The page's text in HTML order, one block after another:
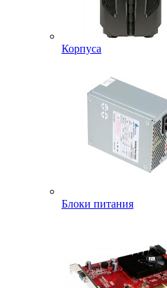
Корпуса
Блоки питания